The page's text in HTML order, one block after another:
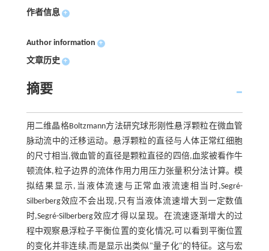
作者信息 +
Author information +
文章历史 +
摘要
用二维晶格Boltzmann方法研究球形刚性悬浮颗粒在微血管
脉动流中的迁移运动。悬浮颗粒的直径与人体正常红细胞
的尺寸相当,微血管的直径是颗粒直径的四倍,血浆被看作牛
顿流体,粒子边界的流体作用力用压力张量积分法计算。模
拟结果显示,当液体流速与正常血液流速相当时,Segré-
Silberberg效应不会出现,只有当液体流速增大到一定数值
时,Segré-Silberberg效应才得以呈现。在流速逐渐增大的过
程中观察悬浮粒子平衡位置的变化情况,可以看到平衡位置
的变化并非连续,而是显示出类似"量子化"的特征。这与宏